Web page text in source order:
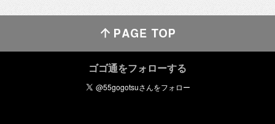
ゴゴ通をフォローする